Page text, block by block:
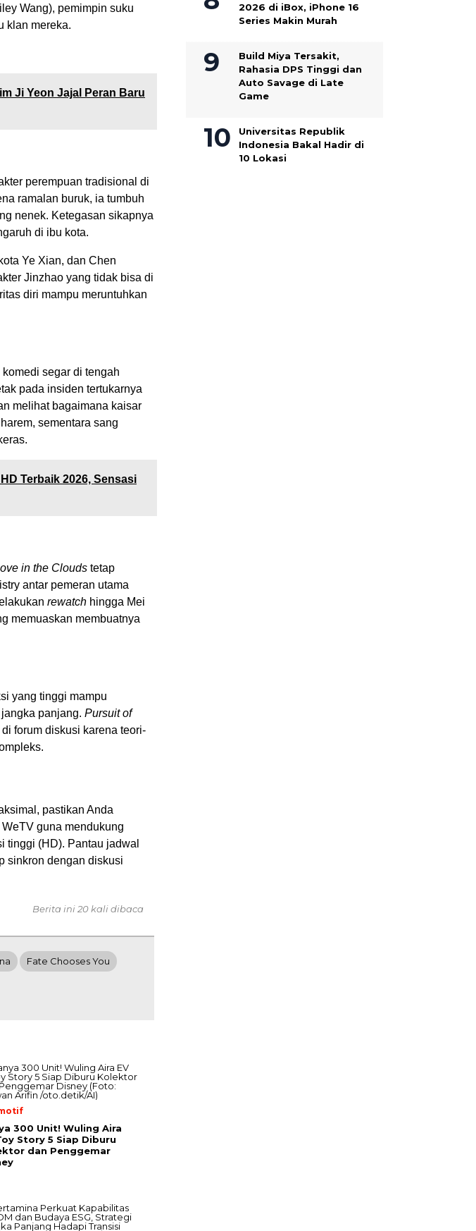
Wang), pemimpin suku
klan mereka.
Ji Yeon Jajal Peran Baru
perempuan tradisional di
ramalan buruk, ia tumbuh
nenek. Ketegasan sikapnya
di ibu kota.
Ye Xian, dan Chen
Jinzhao yang tidak bisa di
diri mampu meruntuhkan
segar di tengah
pada insiden tertukarnya
melihat bagaimana kaisar
sementara sang
Terbaik 2026, Sensasi
in the Clouds tetap
antar pemeran utama
rewatch hingga Mei
memuaskan membuatnya
yang tinggi mampu
panjang. Pursuit of
forum diskusi karena teori-
pastikan Anda
guna mendukung
tinggi (HD). Pantau jadwal
sinkron dengan diskusi
Berita ini 20 kali dibaca
Fate Chooses You
300 Unit! Wuling Aira
Story 5 Siap Diburu
dan Penggemar
2026 di iBox, iPhone 16
Series Makin Murah
Build Miya Tersakit,
Rahasia DPS Tinggi dan
Auto Savage di Late
Game
Universitas Republik
Indonesia Bakal Hadir di
10 Lokasi